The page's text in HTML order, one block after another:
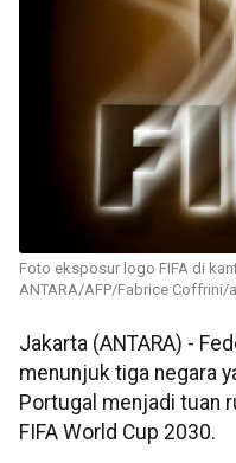
Foto eksposur logo FIFA di
ANTARA/AFP/Fabrice Coffrini/
Jakarta (ANTARA) -
menunjuk tiga negara
Portugal menjadi tuan
FIFA World Cup 2030.